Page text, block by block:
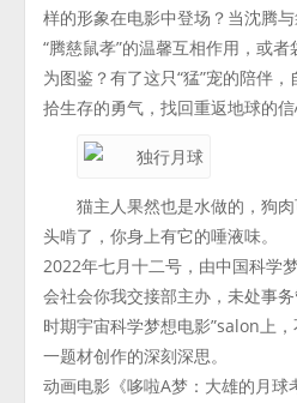
样的形象在电影中登场？当沈腾
“腾慈鼠孝”的温馨互相作用，或
为图鉴？有了这只“猛”宠的陪伴
拾生存的勇气，找回重返地球的信
猫主人果然也是水做的，狗
头啃了，你身上有它的唾液味。
2022年七月十二号，由中国科学
会社会你我交接部主办，未处事
时期宇宙科学梦想电影”salon上
一题材创作的深刻深思。
动画电影《哆啦A梦：大雄的月球